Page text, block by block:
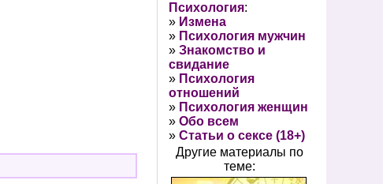
Психология:
» Измена
» Психология мужчин
» Знакомство и
свидание
» Психология
отношений
» Психология женщин
» Обо всем
» Статьи о сексе (18+)
Другие материалы по
теме: